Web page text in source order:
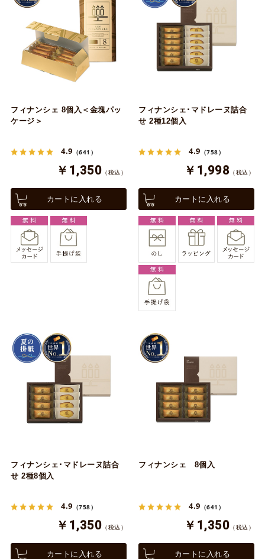
フィナンシェ 8個入＜金塊パッ
ケージ＞
4.9 （641）
￥1,350 （税込）
カートに入れる
フィナンシェ･マドレーヌ詰合
せ 2種12個入
4.9 （758）
￥1,998 （税込）
カートに入れる
フィナンシェ･マドレーヌ詰合
せ 2種8個入
4.9 （758）
￥1,350 （税込）
カートに入れる
フィナンシェ 8個入
4.9 （641）
￥1,350 （税込）
カートに入れる